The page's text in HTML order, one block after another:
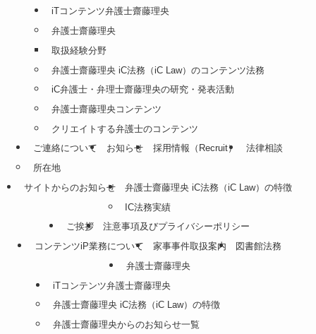
iTコンテンツ弁護士齋藤理央
弁護士齋藤理央
取扱経験分野
弁護士齋藤理央 iC法務（iC Law）のコンテンツ法務
iC弁護士・弁理士齋藤理央の研究・発表活動
弁護士齋藤理央コンテンツ
クリエイトする弁護士のコンテンツ
ご連絡について
所在地
お知らせ 採用情報（Recruit） 法律相談
サイトからのお知らせ
弁護士齋藤理央 iC法務（iC Law）の特徴
IC法務実績
ご挨拶
注意事項及びプライバシーポリシー
コンテンツiP業務について
家事事件取扱案内
図書館法務
弁護士齋藤理央
iTコンテンツ弁護士齋藤理央
弁護士齋藤理央 iC法務（iC Law）の特徴
弁護士齋藤理央からのお知らせ一覧